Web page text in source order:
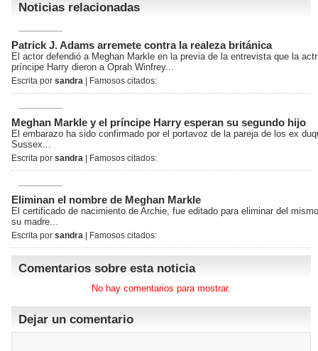
Noticias relacionadas
Patrick J. Adams arremete contra la realeza británica
El actor defendió a Meghan Markle en la previa de la entrevista que la
príncipe Harry dieron a Oprah Winfrey...
Escrita por sandra | Famosos citados:
Meghan Markle y el príncipe Harry esperan su segundo hijo
El embarazo ha sido confirmado por el portavoz de la pareja de los ex
Sussex...
Escrita por sandra | Famosos citados:
Eliminan el nombre de Meghan Markle
El certificado de nacimiento de Archie, fue editado para eliminar del
su madre...
Escrita por sandra | Famosos citados:
Comentarios sobre esta noticia
No hay comentarios para mostrar.
Dejar un comentario